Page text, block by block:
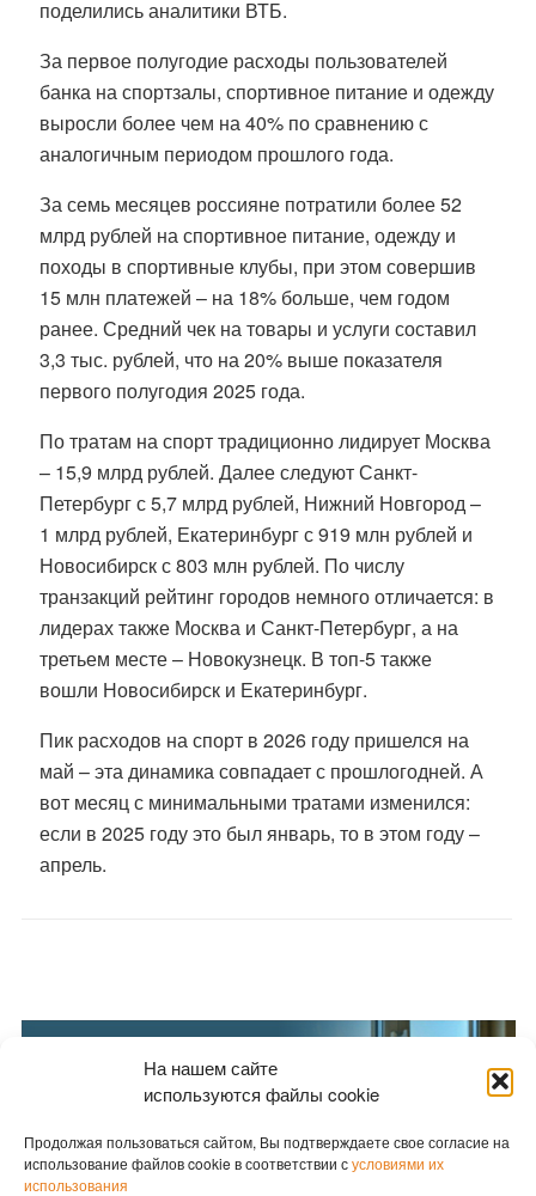
На нашем сайте
используются файлы cookie
Продолжая пользоваться сайтом, Вы подтверждаете свое согласие на
использование файлов cookie в соответствии сусловиями их
использования
поделились аналитики ВТБ.
За первое полугодие расходы пользователей
банка на спортзалы, спортивное питание и одежду
выросли более чем на 40% по сравнению с
аналогичным периодом прошлого года.
За семь месяцев россияне потратили более 52
млрд рублей на спортивное питание, одежду и
походы в спортивные клубы, при этом совершив
15 млн платежей – на 18% больше, чем годом
ранее. Средний чек на товары и услуги составил
3,3 тыс. рублей, что на 20% выше показателя
первого полугодия 2025 года.
По тратам на спорт традиционно лидирует Москва
– 15,9 млрд рублей. Далее следуют Санкт-
Петербург с 5,7 млрд рублей, Нижний Новгород –
1 млрд рублей, Екатеринбург с 919 млн рублей и
Новосибирск с 803 млн рублей. По числу
транзакций рейтинг городов немного отличается: в
лидерах также Москва и Санкт-Петербург, а на
третьем месте – Новокузнецк. В топ-5 также
вошли Новосибирск и Екатеринбург.
Пик расходов на спорт в 2026 году пришелся на
май – эта динамика совпадает с прошлогодней. А
вот месяц с минимальными тратами изменился:
если в 2025 году это был январь, то в этом году –
апрель.